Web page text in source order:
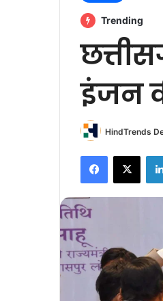
Trending
इंजन
HindTrends
Facebook
X